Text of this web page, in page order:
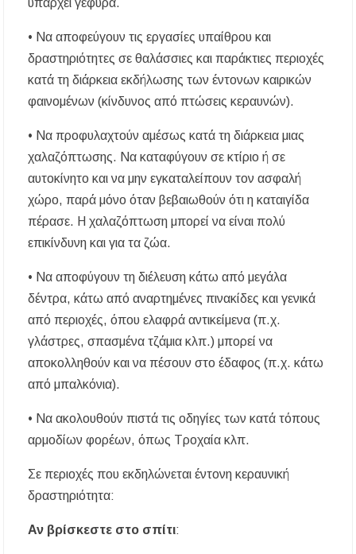
υπάρχει γέφυρα.
• Να αποφεύγουν τις εργασίες υπαίθρου και
δραστηριότητες σε θαλάσσιες και παράκτιες περιοχές
κατά τη διάρκεια εκδήλωσης των έντονων καιρικών
φαινομένων (κίνδυνος από πτώσεις κεραυνών).
• Να προφυλαχτούν αμέσως κατά τη διάρκεια μιας
χαλαζόπτωσης. Να καταφύγουν σε κτίριο ή σε
αυτοκίνητο και να μην εγκαταλείπουν τον ασφαλή
χώρο, παρά μόνο όταν βεβαιωθούν ότι η καταιγίδα
πέρασε. Η χαλαζόπτωση μπορεί να είναι πολύ
επικίνδυνη και για τα ζώα.
• Να αποφύγουν τη διέλευση κάτω από μεγάλα
δέντρα, κάτω από αναρτημένες πινακίδες και γενικά
από περιοχές, όπου ελαφρά αντικείμενα (π.χ.
γλάστρες, σπασμένα τζάμια κλπ.) μπορεί να
αποκολληθούν και να πέσουν στο έδαφος (π.χ. κάτω
από μπαλκόνια).
• Να ακολουθούν πιστά τις οδηγίες των κατά τόπους
αρμοδίων φορέων, όπως Τροχαία κλπ.
Σε περιοχές που εκδηλώνεται έντονη κεραυνική
δραστηριότητα:
Αν βρίσκεστε στο σπίτι: